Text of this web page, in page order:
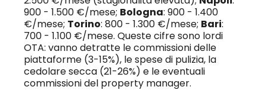
900 - 1.500 €/mese; Bologna: 900 - 1.400
€/mese; Torino: 800 - 1.300 €/mese; Bari:
700 - 1.100 €/mese. Queste cifre sono lordi
OTA: vanno detratte le commissioni delle
piattaforme (3-15%), le spese di pulizia, la
cedolare secca (21-26%) e le eventuali
commissioni del property manager.